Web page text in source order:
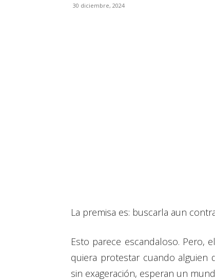
30 diciembre, 2024
La premisa es: buscarla aun
Esto parece escandaloso. Pero,
quiera protestar cuando alguien
sin exageración, esperan un